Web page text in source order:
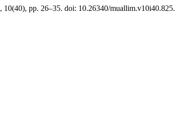
, 10(40), pp. 26–35. doi: 10.26340/muallim.v10i40.825.